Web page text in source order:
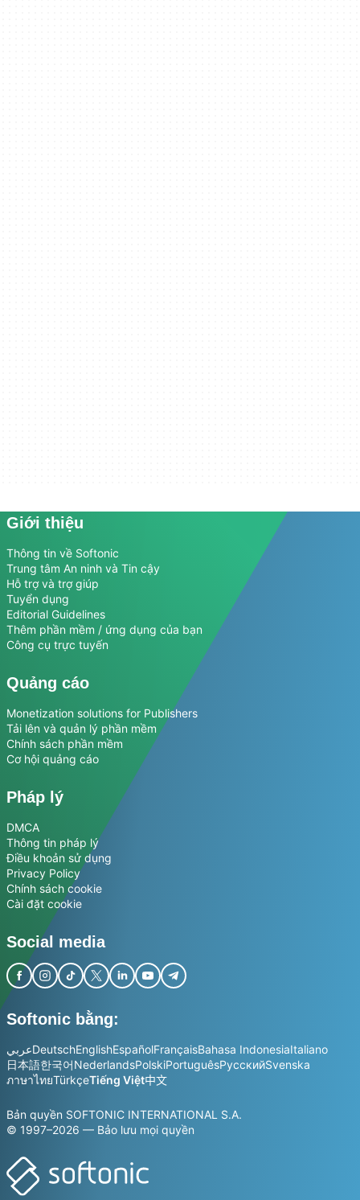
Giới thiệu
Thông tin về Softonic
Trung tâm An ninh và Tin cậy
Hỗ trợ và trợ giúp
Tuyển dụng
Editorial Guidelines
Thêm phần mềm / ứng dụng của bạn
Công cụ trực tuyến
Quảng cáo
Monetization solutions for Publishers
Tải lên và quản lý phần mềm
Chính sách phần mềm
Cơ hội quảng cáo
Pháp lý
DMCA
Thông tin pháp lý
Điều khoản sử dụng
Privacy Policy
Chính sách cookie
Cài đặt cookie
Social media
Softonic bằng:
عربيDeutschEnglishEspañolFrançaisBahasa IndonesiaItaliano
日本語한국어NederlandsPolskiPortuguêsРусскийSvenska
ภาษาไทยTürkçeTiếng Việt中文
Bản quyền SOFTONIC INTERNATIONAL S.A.
© 1997–2026 — Bảo lưu mọi quyền